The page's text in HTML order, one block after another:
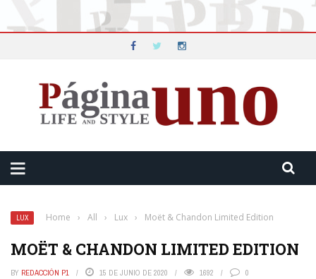
LUX Home › All › Lux › Moët & Chandon Limited Edition
MOËT & CHANDON LIMITED EDITION
BY REDACCIÓN P1 15 DE JUNIO DE 2020 1692 0